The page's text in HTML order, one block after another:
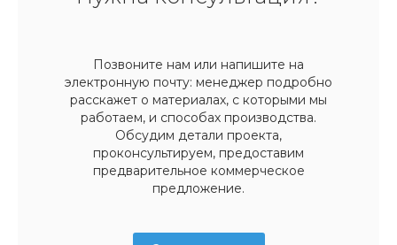
Позвоните нам или напишите на
электронную почту: менеджер подробно
расскажет о материалах, с которыми мы
работаем, и способах производства.
Обсудим детали проекта,
проконсультируем, предоставим
предварительное коммерческое
предложение.